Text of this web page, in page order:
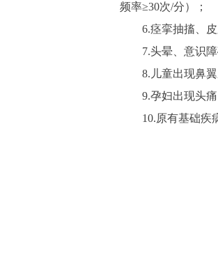
频率≥30次/分）；
6.痉挛抽搐、皮
7.头晕、意识障
8.儿童出现鼻翼
9.孕妇出现头痛
10.原有基础疾病